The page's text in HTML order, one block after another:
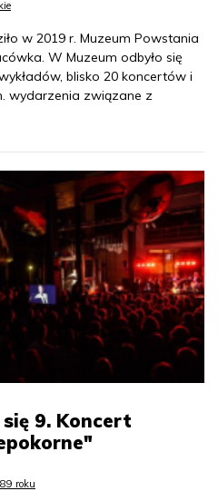
w 2019 r. Muzeum Powstania
W Muzeum odbyło się
blisko 20 koncertów i
wydarzenia związane z
9. Koncert
roku